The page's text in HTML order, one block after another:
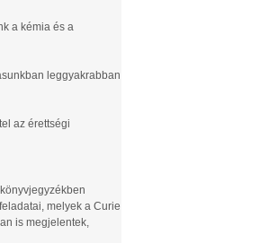
a kémia és a
leggyakrabban
az érettségi
melyek a Curie
is megjelentek,